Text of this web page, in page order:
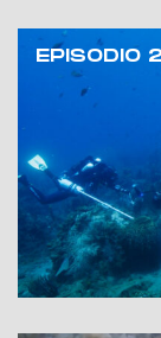
EPISODIO